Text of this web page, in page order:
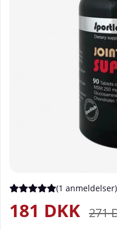
Gennemsnitlig vurdering
(1 anmeldelser)
271
181 DKK